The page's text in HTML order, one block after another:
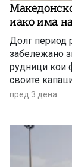
иако има
Долг период
забележано
рудници кои
своите
години се
единствена
за бакар во
пред 3 дена